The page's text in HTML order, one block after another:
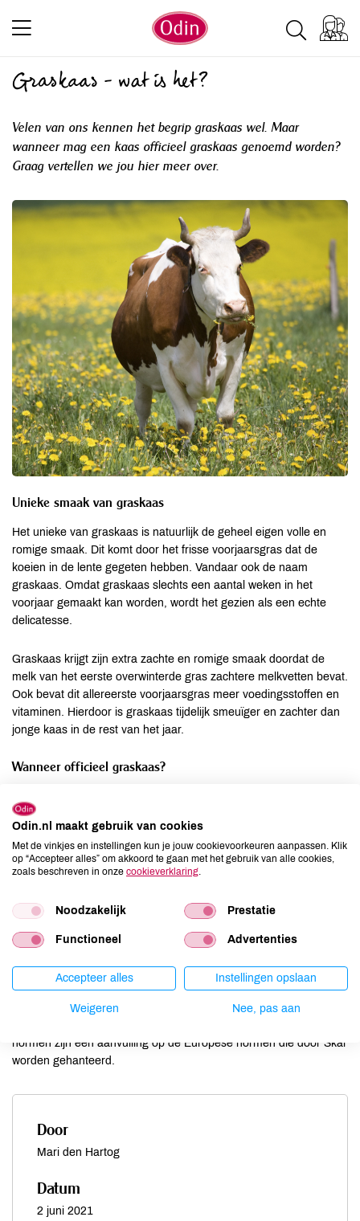
Graskaas - wat is het?
Velen van ons kennen het begrip graskaas wel. Maar
wanneer mag een kaas officieel graskaas genoemd worden?
Graag vertellen we jou hier meer over.
Unieke smaak van graskaas
Het unieke van graskaas is natuurlijk de geheel eigen volle en
romige smaak. Dit komt door het frisse voorjaarsgras dat de
koeien in de lente gegeten hebben. Vandaar ook de naam
graskaas. Omdat graskaas slechts een aantal weken in het
voorjaar gemaakt kan worden, wordt het gezien als een echte
delicatesse.
Graskaas krijgt zijn extra zachte en romige smaak doordat de
melk van het eerste overwinterde gras zachtere melkvetten bevat.
Ook bevat dit allereerste voorjaarsgras meer voedingsstoffen en
vitaminen. Hierdoor is graskaas tijdelijk smeuïger en zachter dan
jonge kaas in de rest van het jaar.
Wanneer officieel graskaas?
melk van koeien die alleen maar vers gras te eten hebben
gehad. Biologische boeren zijn verplicht hun koeien een bepaalde
periode van het jaar in de wei te laten lopen. Melkgevende
biologische koeien moeten tussen 15 april en 15 oktober dagelijks
zelfs minimaal 180 dagen buiten lopen. Alleen als het echt slecht
weer is mogen de koeien naar binnen gehaald worden.
Biologische melkveehouders moeten voldoen aan aanvullende
normen. Die zijn opgesteld door de sector op initiatief van de
normen zijn een aanvulling op de Europese normen die door Skal
worden gehanteerd.
Door
Mari den Hartog
Datum
2 juni 2021
Odin.nl maakt gebruik van cookies
Met de vinkjes en instellingen kun je jouw cookievoorkeuren aanpassen. Klik
op “Accepteer alles” om akkoord te gaan met het gebruik van alle cookies,
zoals beschreven in onze cookieverklaring
Noodzakelijk Prestatie
Functioneel Advertenties
Accepteer alles Instellingen opslaan
Weigeren Nee, pas aan